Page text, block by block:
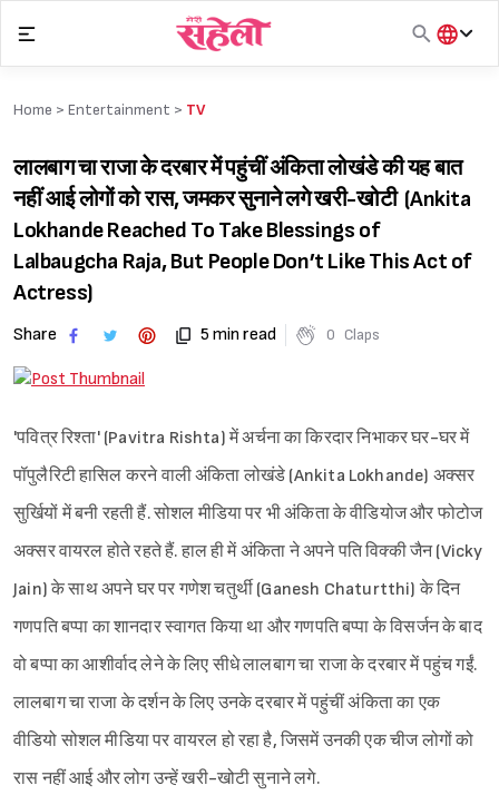
content
हिंदी
Home > Entertainment > TV
लालबाग चा राजा के दरबार में पहुंचीं अंकिता लोखंडे की यह बात
नहीं आई लोगों को रास, जमकर सुनाने लगे खरी-खोटी (Ankita
Lokhande Reached To Take Blessings of
Lalbaugcha Raja, But People Don’t Like This Act of
Actress)
Share 5 min read 0 Claps
'पवित्र रिश्ता' (Pavitra Rishta) में अर्चना का किरदार निभाकर घर-घर में
पॉपुलैरिटी हासिल करने वाली अंकिता लोखंडे (Ankita Lokhande) अक्सर
सुर्खियों में बनी रहती हैं. सोशल मीडिया पर भी अंकिता के वीडियोज और फोटोज
अक्सर वायरल होते रहते हैं. हाल ही में अंकिता ने अपने पति विक्की जैन (Vicky
Jain) के साथ अपने घर पर गणेश चतुर्थी (Ganesh Chaturtthi) के दिन
गणपति बप्पा का शानदार स्वागत किया था और गणपति बप्पा के विसर्जन के बाद
वो बप्पा का आशीर्वाद लेने के लिए सीधे लालबाग चा राजा के दरबार में पहुंच गईं.
लालबाग चा राजा के दर्शन के लिए उनके दरबार में पहुंचीं अंकिता का एक
वीडियो सोशल मीडिया पर वायरल हो रहा है, जिसमें उनकी एक चीज लोगों को
रास नहीं आई और लोग उन्हें खरी-खोटी सुनाने लगे.